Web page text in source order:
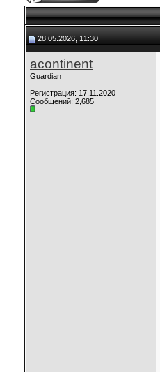
28.05.2026, 11:30
acontinent
Guardian
Регистрация: 17.11.2020
Сообщений: 2,685